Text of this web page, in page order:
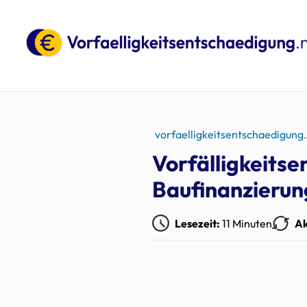
Lesezeit: 11 Minuten